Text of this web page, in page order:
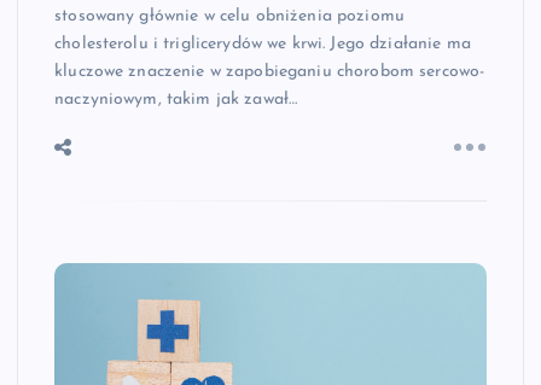
stosowany głównie w celu obniżenia poziomu
cholesterolu i triglicerydów we krwi. Jego działanie ma
kluczowe znaczenie w zapobieganiu chorobom sercowo-
naczyniowym, takim jak zawał…